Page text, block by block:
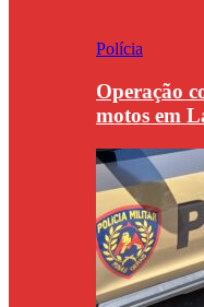
Polícia
Operação
motos em